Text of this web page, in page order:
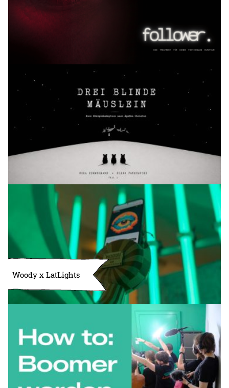
Woody x LatLights